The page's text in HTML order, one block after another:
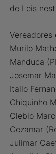
de Leis
Vereadores
Murilo
Manduca
Josemar
Itallo
Chiquinho
Clebio
Cezamar
Julimar